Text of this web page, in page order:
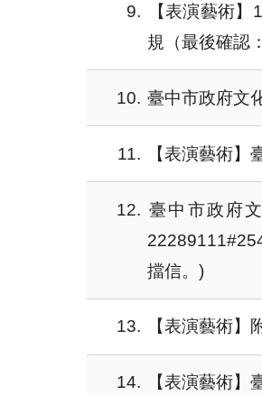
9
【表演藝術
規（最後確認
10 臺中市政府文
11 【表演藝術
12
臺中市政府
擋信。)
13 【表演藝術
14 【表演藝術